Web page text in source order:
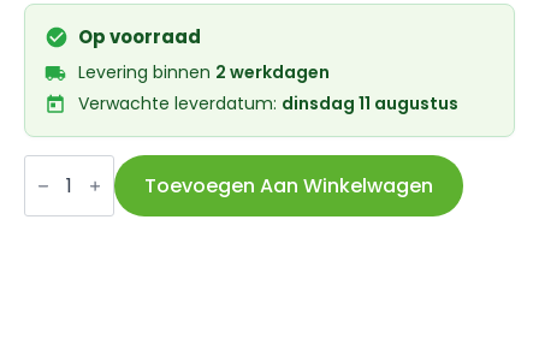
Op voorraad
Levering binnen 2 werkdagen
Verwachte leverdatum: dinsdag 11 augustus
Atran
Velo
adapter
Newrack
Toevoegen Aan Winkelwagen